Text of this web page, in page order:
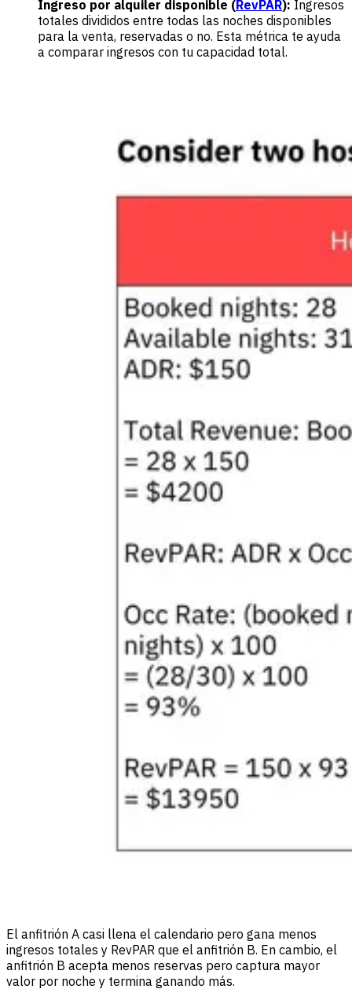
Ingreso por alquiler disponible (RevPAR): Ingresos
totales divididos entre todas las noches disponibles
para la venta, reservadas o no. Esta métrica te ayuda
a comparar ingresos con tu capacidad total.
El anfitrión A casi llena el calendario pero gana menos
ingresos totales y RevPAR que el anfitrión B. En cambio, el
anfitrión B acepta menos reservas pero captura mayor
valor por noche y termina ganando más.